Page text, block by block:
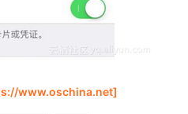
www.oschina.net]